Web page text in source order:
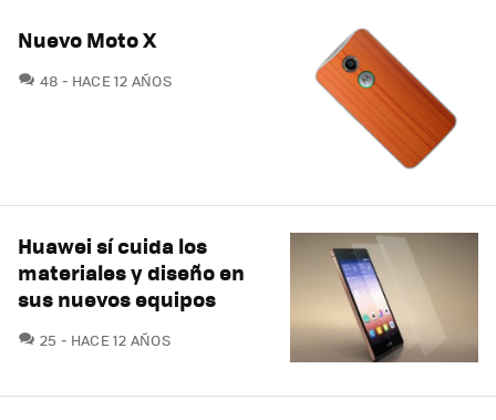
Nuevo Moto X
48 COMENTARIOS
HACE 12 AÑOS
Huawei sí cuida los
materiales y diseño en
sus nuevos equipos
25 COMENTARIOS
HACE 12 AÑOS